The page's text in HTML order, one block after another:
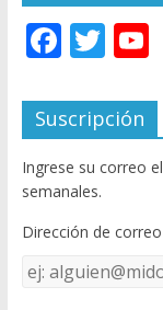
F
e
b
o
o
k
T
itt
er
Y
u
e
Suscripción
Ingrese su correo
semanales.
Dirección de correo
Dirección
de